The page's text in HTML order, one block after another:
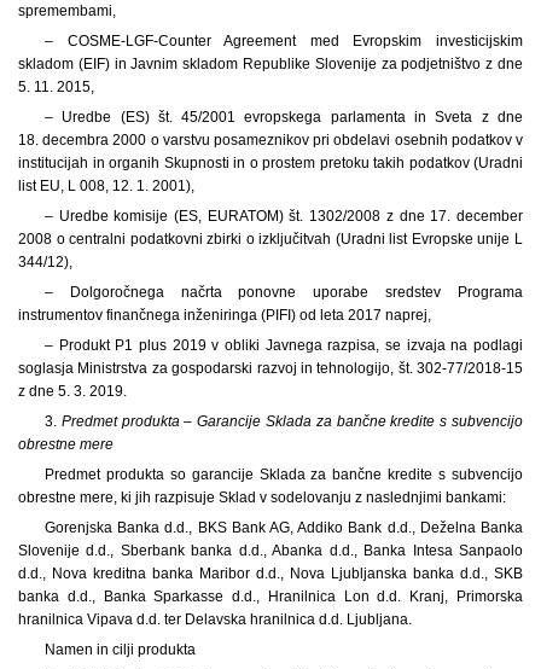
spremembami,
– COSME-LGF-Counter Agreement med Evropskim investicijskim
skladom (EIF) in Javnim skladom Republike Slovenije za podjetništvo z dne
5. 11. 2015,
– Uredbe (ES) št. 45/2001 evropskega parlamenta in Sveta z dne
18. decembra 2000 o varstvu posameznikov pri obdelavi osebnih podatkov v
institucijah in organih Skupnosti in o prostem pretoku takih podatkov (Uradni
list EU, L 008, 12. 1. 2001),
– Uredbe komisije (ES, EURATOM) št. 1302/2008 z dne 17. december
2008 o centralni podatkovni zbirki o izključitvah (Uradni list Evropske unije L
344/12),
– Dolgoročnega načrta ponovne uporabe sredstev Programa
instrumentov finančnega inženiringa (PIFI) od leta 2017 naprej,
– Produkt P1 plus 2019 v obliki Javnega razpisa, se izvaja na podlagi
soglasja Ministrstva za gospodarski razvoj in tehnologijo, št. 302-77/2018-15
z dne 5. 3. 2019.
3. Predmet produkta – Garancije Sklada za bančne kredite s subvencijo
obrestne mere
Predmet produkta so garancije Sklada za bančne kredite s subvencijo
obrestne mere, ki jih razpisuje Sklad v sodelovanju z naslednjimi bankami:
Gorenjska Banka d.d., BKS Bank AG, Addiko Bank d.d., Deželna Banka
Slovenije d.d., Sberbank banka d.d., Abanka d.d., Banka Intesa Sanpaolo
d.d., Nova kreditna banka Maribor d.d., Nova Ljubljanska banka d.d., SKB
banka d.d., Banka Sparkasse d.d., Hranilnica Lon d.d. Kranj, Primorska
hranilnica Vipava d.d. ter Delavska hranilnica d.d. Ljubljana.
Namen in cilji produkta